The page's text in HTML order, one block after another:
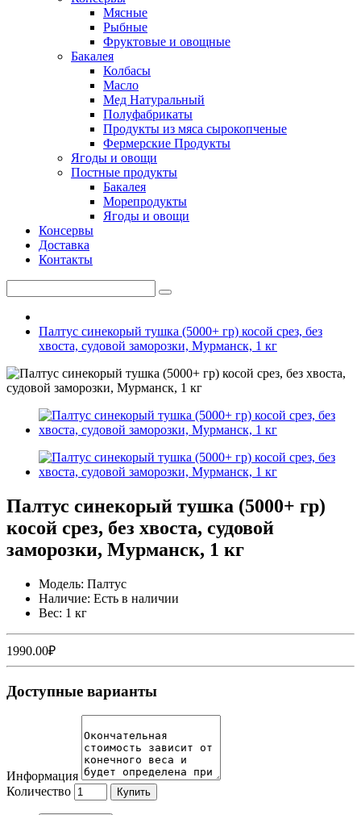
Мясные
Рыбные
Фруктовые и овощные
Бакалея
Колбасы
Масло
Мед Натуральный
Полуфабрикаты
Продукты из мяса сырокопченые
Фермерские Продукты
Ягоды и овощи
Постные продукты
Бакалея
Морепродукты
Ягоды и овощи
Консервы
Доставка
Контакты
Палтус синекорый тушка (5000+ гр) косой срез, без
хвоста, судовой заморозки, Мурманск, 1 кг
Палтус синекорый тушка (5000+ гр)
косой срез, без хвоста, судовой
заморозки, Мурманск, 1 кг
Модель: Палтус
Наличие: Есть в наличии
Вес: 1 кг
1990.00₽
Доступные варианты
Информация
Количество
Купить